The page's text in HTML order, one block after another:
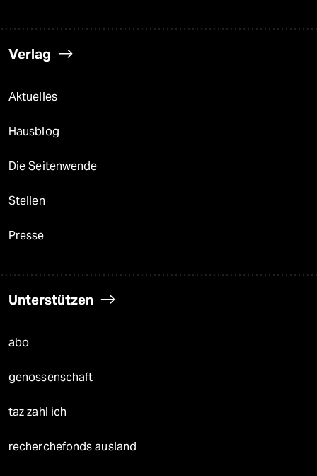
Verlag
Aktuelles
Hausblog
Die Seitenwende
Stellen
Presse
Unterstützen
abo
genossenschaft
taz zahl ich
recherchefonds ausland